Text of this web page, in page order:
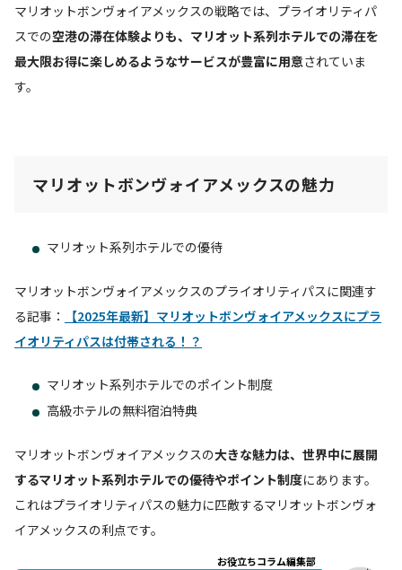
マリオットボンヴォイアメックスの戦略では、プライオリティパ
スでの空港の滞在体験よりも、マリオット系列ホテルでの滞在を
最大限お得に楽しめるようなサービスが豊富に用意されていま
す。
マリオットボンヴォイアメックスの魅力
マリオット系列ホテルでの優待
マリオットボンヴォイアメックスのプライオリティパスに関連す
る記事：
【2025年最新】マリオットボンヴォイアメックスにプラ
イオリティパスは付帯される！？
マリオット系列ホテルでのポイント制度
高級ホテルの無料宿泊特典
マリオットボンヴォイアメックスの大きな魅力は、世界中に展開
するマリオット系列ホテルでの優待やポイント制度にあります。
これはプライオリティパスの魅力に匹敵するマリオットボンヴォ
イアメックスの利点です。
お役立ちコラム編集部